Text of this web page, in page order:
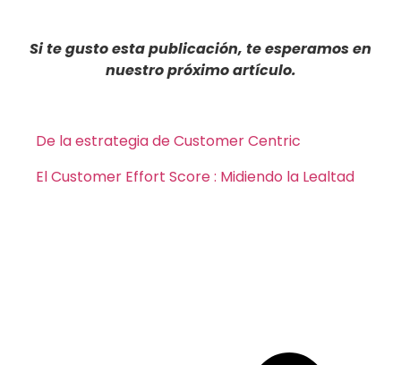
Si te gusto esta publicación, te esperamos en
nuestro próximo artículo.
De la estrategia de Customer Centric
El Customer Effort Score : Midiendo la Lealtad